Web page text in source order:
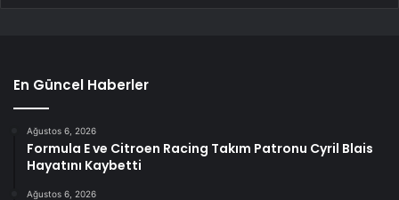
En Güncel Haberler
Ağustos 6, 2026
Formula E ve Citroen Racing Takım Patronu Cyril Blais
Hayatını Kaybetti
Ağustos 6, 2026